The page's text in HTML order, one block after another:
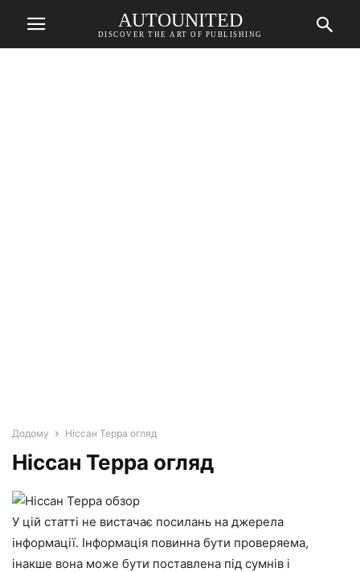
AUTOUNITED
DISCOVER THE ART OF PUBLISHING
Додому Ніссан Терра огляд
Ніссан Терра огляд
У цій статті не вистачає посилань на джерела
інформації. Інформація повинна бути проверяема,
інакше вона може бути поставлена під сумнів і